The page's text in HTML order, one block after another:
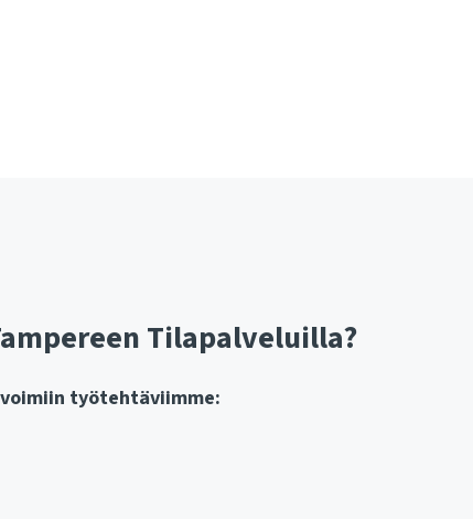
Tilapalveluilla?
työtehtäviimme: